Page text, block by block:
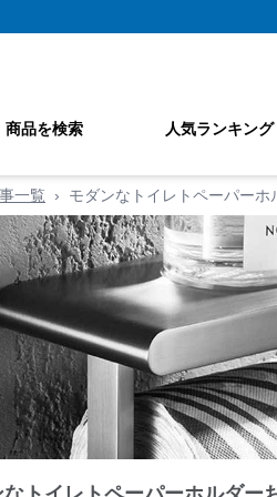
商品を検索 人気ランキング
一覧 › モダンなトイレトペーパーホ